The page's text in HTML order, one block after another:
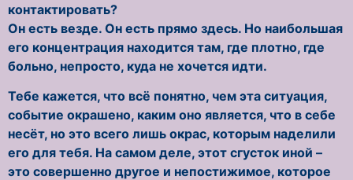
контактировать?
Он есть везде. Он есть прямо здесь. Но наибольшая
его концентрация находится там, где плотно, где
больно, непросто, куда не хочется идти.
Тебе кажется, что всё понятно, чем эта ситуация,
событие окрашено, каким оно является, что в себе
несёт, но это всего лишь окрас, которым наделили
его для тебя. На самом деле, этот сгусток иной –
это совершенно другое и непостижимое, которое